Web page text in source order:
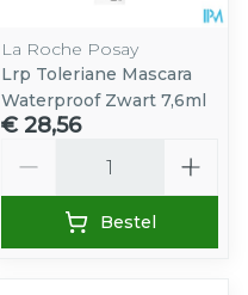
La Roche Posay
Lrp Toleriane Mascara
Waterproof Zwart 7,6ml
€ 28,56
Bestel